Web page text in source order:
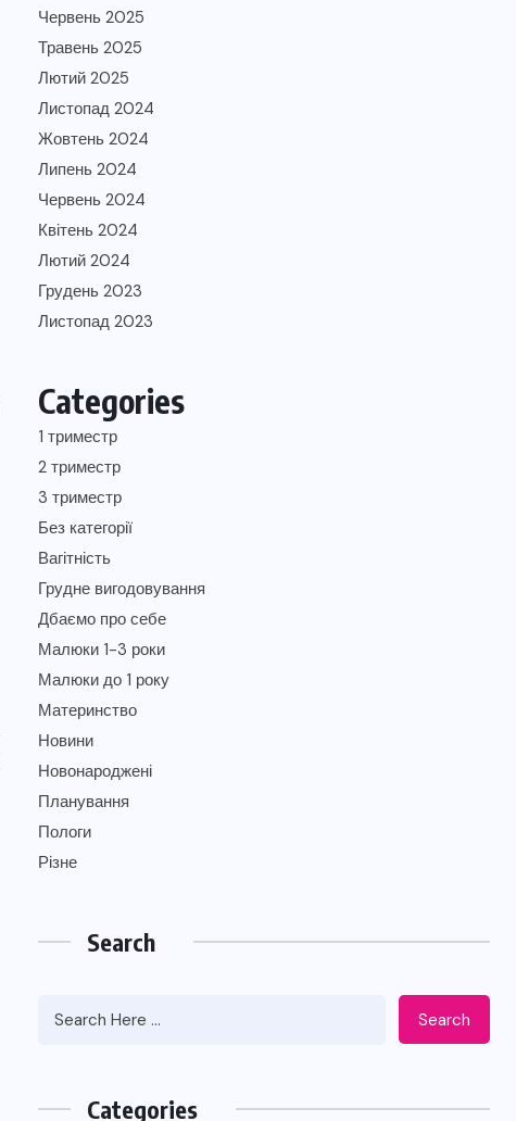
Червень 2025
Травень 2025
Лютий 2025
Листопад 2024
Жовтень 2024
Липень 2024
Червень 2024
Квітень 2024
Лютий 2024
Грудень 2023
Листопад 2023
Categories
1 триместр
2 триместр
3 триместр
Без категорії
Вагітність
Грудне вигодовування
Дбаємо про себе
Малюки 1-3 роки
Малюки до 1 року
Материнство
Новини
Новонароджені
Планування
Пологи
Різне
Search
Search
Categories